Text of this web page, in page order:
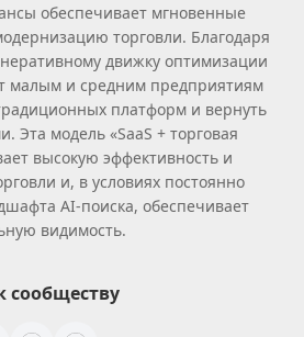
обеспечивает мгновенные
торговли. Благодаря
движку оптимизации
малым и средним предприятиям
платформ и вернуть
Эта модель «SaaS + торговая
высокую эффективность и
и, в условиях постоянно
AI‑поиска, обеспечивает
видимость.
сообществу